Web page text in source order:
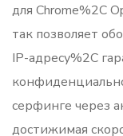
для Chrome%2C
так позволяет
IP-адресу%2C
серфинге через
достижимая